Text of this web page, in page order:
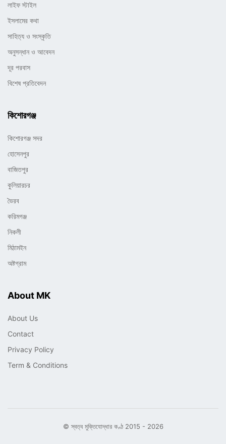
লাইফ স্টাইল
ইসলামের কথা
সাহিত্য ও সংস্কৃতি
অনুসন্ধান ও আবেদন
দূর পরবাস
বিশেষ প্রতিবেদন
কিশোরগঞ্জ
কিশোরগঞ্জ সদর
হোসেনপুর
বাজিতপুর
কুলিয়ারচর
ভৈরব
করিমগঞ্জ
নিকলী
মিঠামইন
অষ্টগ্রাম
About MK
About Us
Contact
Privacy Policy
Term & Conditions
© স্বত্ব মুক্তিযোদ্ধার কণ্ঠ 2015 - 2026